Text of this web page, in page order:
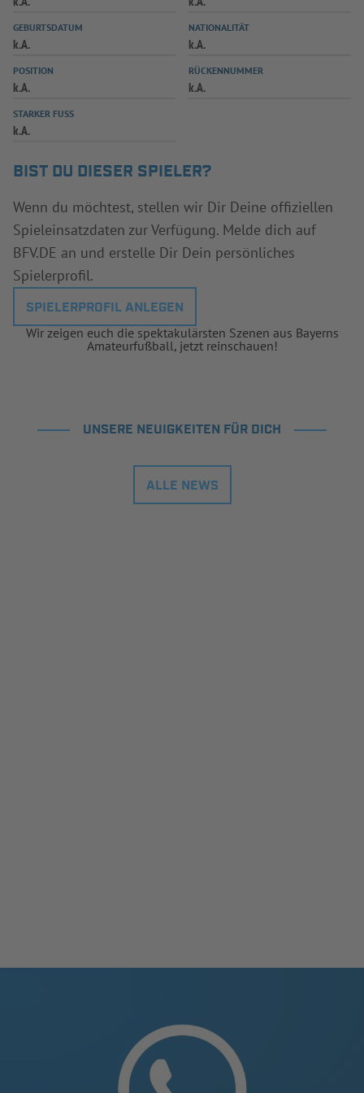
SPIELPLUS
GEBURTSDATUM
k.A.
NATIONALITÄT
k.A.
POSITION
k.A.
RÜCKENNUMMER
k.A.
STARKER FUSS
k.A.
BIST DU DIESER SPIELER?
Wenn du möchtest, stellen wir Dir Deine offiziellen
Spieleinsatzdaten zur Verfügung. Melde dich auf
BFV.DE an und erstelle Dir Dein persönliches
Spielerprofil.
SPIELERPROFIL ANLEGEN
Wir zeigen euch die spektakulärsten Szenen aus Bayerns
Amateurfußball, jetzt reinschauen!
UNSERE NEUIGKEITEN FÜR DICH
ALLE NEWS